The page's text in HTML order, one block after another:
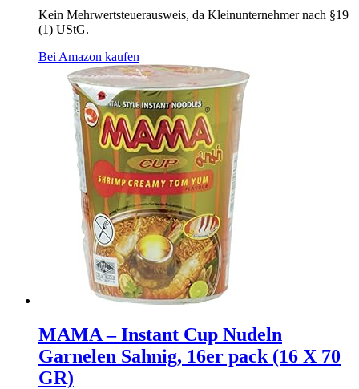
Kein Mehrwertsteuerausweis, da Kleinunternehmer nach §19
(1) UStG.
Bei Amazon kaufen
MAMA – Instant Cup Nudeln
Garnelen Sahnig, 16er pack (16 X 70
GR)